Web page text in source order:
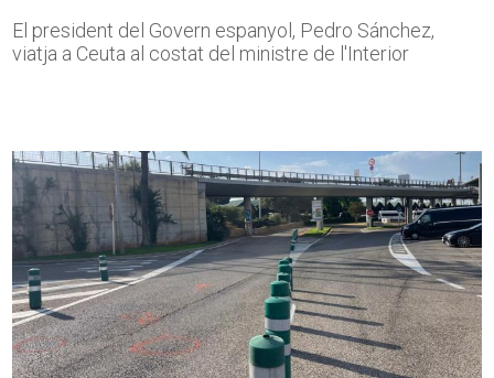
El president del Govern espanyol, Pedro Sánchez,
viatja a Ceuta al costat del ministre de l'Interior